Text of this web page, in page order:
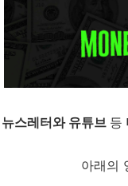
뉴스레터와 유튜브 등
아래의